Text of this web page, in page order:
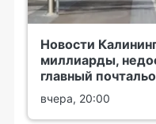
Новости
миллиарды,
главный
вчера, 20:00